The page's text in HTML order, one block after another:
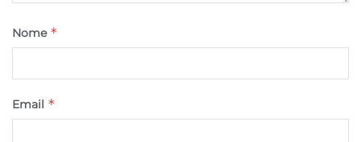
Abbinare e combinare dati provenienti da altre
fonti di dati, Collegare diversi dispositivi,
trasmesse automaticamente.
Utilizzare dati di geolocalizzazione precisi,
Nome *
Email *